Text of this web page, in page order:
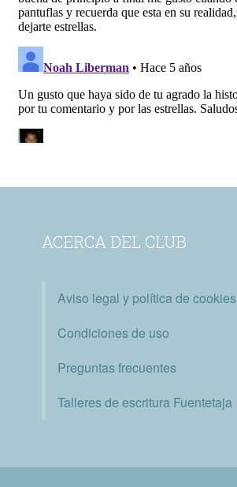
ACERCA DEL CLUB
Aviso legal y política de cookies
Condiciones de uso
Preguntas frecuentes
Talleres de escritura Fuentetaja